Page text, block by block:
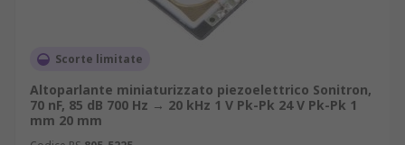
Scorte limitate
Altoparlante miniaturizzato piezoelettrico Sonitron,
70 nF, 85 dB 700 Hz → 20 kHz 1 V Pk-Pk 24 V Pk-Pk 1
mm 20 mm